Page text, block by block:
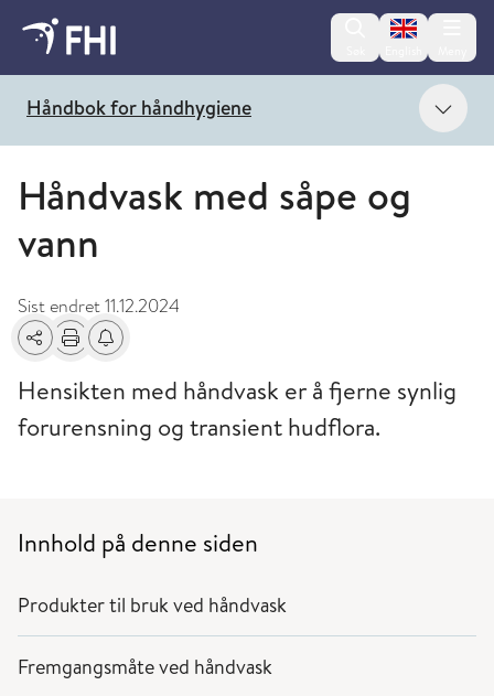
Change
Håndbok for håndhygiene Vis
Håndvask med såpe og
vann
Sist endret11.12.2024
Del Skriv utFå varsel om endringer
Hensikten med håndvask er å fjerne synlig
forurensning og transient hudflora.
Innhold på denne siden
Produkter til bruk ved håndvask
Fremgangsmåte ved håndvask